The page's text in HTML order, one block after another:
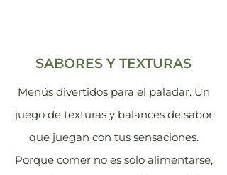
SABORES Y TEXTURAS
Menús divertidos para el paladar. Un
juego de texturas y balances de sabor
que juegan con tus sensaciones.
Porque comer no es solo alimentarse,